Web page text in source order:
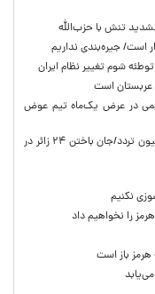
تنش با حزب‌الله
است/ جیره‌بندی نداریم
شوم تغییر نظام ایران
عربستان است
در عرض یک‌ماه تیم عوض
پایان طرح ترافیکی اربعین پلیس با ثبت ۶۷ میلیون تردد/جان باختن ۲۴ زائر در
نکنیم
را نخواهیم داد
باز است